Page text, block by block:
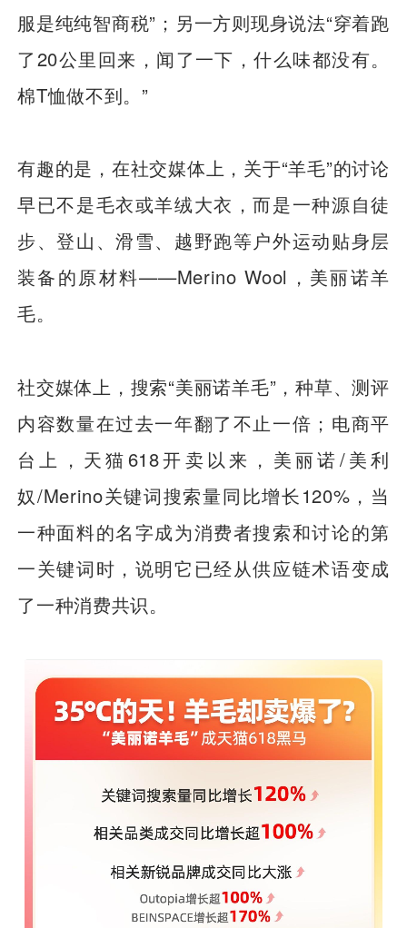
服是纯纯智商税”；另一方则现身说法“穿着跑
了20公里回来，闻了一下，什么味都没有。
棉T恤做不到。”
有趣的是，在社交媒体上，关于“羊毛”的讨论
早已不是毛衣或羊绒大衣，而是一种源自徒
步、登山、滑雪、越野跑等户外运动贴身层
装备的原材料——Merino Wool，美丽诺羊
毛。
社交媒体上，搜索“美丽诺羊毛”，种草、测评
内容数量在过去一年翻了不止一倍；电商平
台上，天猫618开卖以来，美丽诺/美利
奴/Merino关键词搜索量同比增长120%，当
一种面料的名字成为消费者搜索和讨论的第
一关键词时，说明它已经从供应链术语变成
了一种消费共识。